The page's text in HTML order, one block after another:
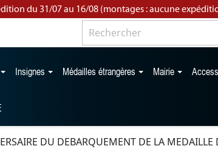
du 31/07 au 16/08 (montages : aucune
Insignes Médailles étrangères Mairie
DU DEBARQUEMENT DE LA MEDAILLE